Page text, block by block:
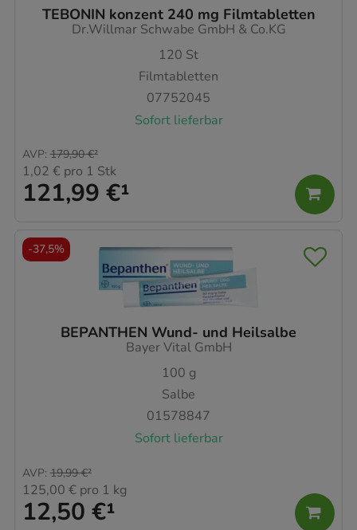
TEBONIN konzent 240 mg Filmtabletten
Dr.Willmar Schwabe GmbH & Co.KG
120 St
Filmtabletten
07752045
Sofort lieferbar
121,99 €¹
AVP: 179,90 €²
1,02 € pro 1 Stk
BEPANTHEN Wund- und Heilsalbe
Bayer Vital GmbH
100 g
Salbe
01578847
Sofort lieferbar
12,50 €¹
AVP: 19,99 €²
125,00 € pro 1 kg
-37,5%